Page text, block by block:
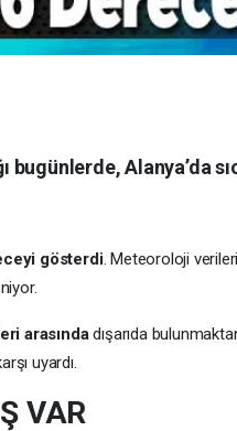
Alanya’da
gösterdi. Meteoroloji
arasındadışarıda
uyardı.
VAR